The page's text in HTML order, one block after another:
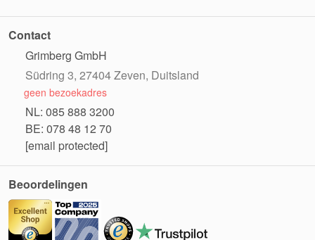
Contact
Grimberg GmbH
Südring 3, 27404 Zeven, Duitsland
geen bezoekadres
NL: 085 888 3200
BE: 078 48 12 70
[email protected]
Beoordelingen